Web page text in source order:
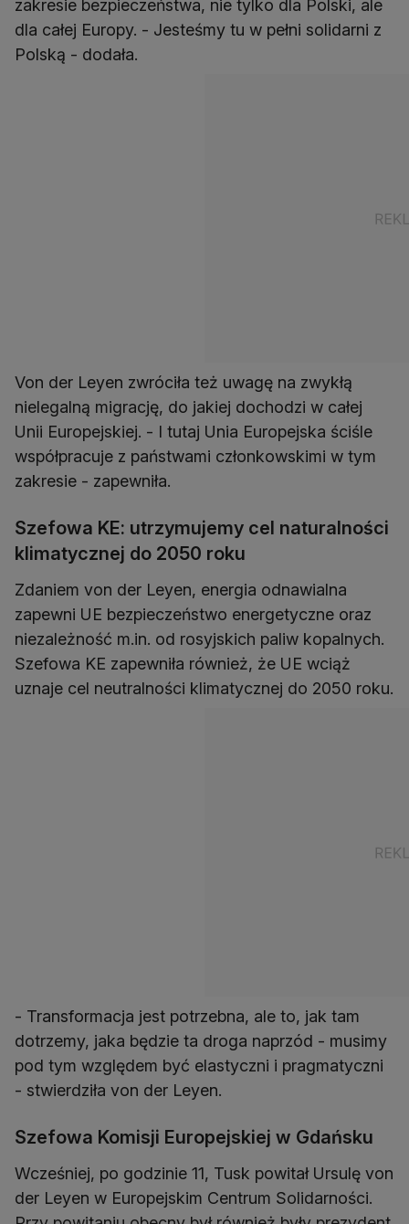
zakresie bezpieczeństwa, nie tylko dla Polski, ale
dla całej Europy. - Jesteśmy tu w pełni solidarni z
Polską - dodała.
Von der Leyen zwróciła też uwagę na zwykłą
nielegalną migrację, do jakiej dochodzi w całej
Unii Europejskiej. - I tutaj Unia Europejska ściśle
współpracuje z państwami członkowskimi w tym
zakresie - zapewniła.
Szefowa KE: utrzymujemy cel naturalności
klimatycznej do 2050 roku
Zdaniem von der Leyen, energia odnawialna
zapewni UE bezpieczeństwo energetyczne oraz
niezależność m.in. od rosyjskich paliw kopalnych.
Szefowa KE zapewniła również, że UE wciąż
uznaje cel neutralności klimatycznej do 2050 roku.
- Transformacja jest potrzebna, ale to, jak tam
dotrzemy, jaka będzie ta droga naprzód - musimy
pod tym względem być elastyczni i pragmatyczni
- stwierdziła von der Leyen.
Szefowa Komisji Europejskiej w Gdańsku
Wcześniej, po godzinie 11, Tusk powitał Ursulę von
der Leyen w Europejskim Centrum Solidarności.